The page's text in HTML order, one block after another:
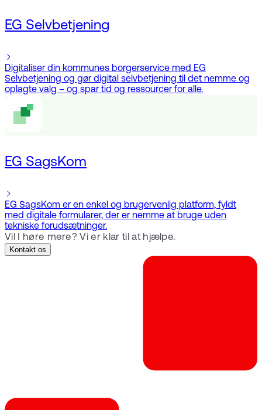
EG Selvbetjening
Digitaliser din kommunes borgerservice med EG
Selvbetjening og gør digital selvbetjening til det nemme og
oplagte valg – og spar tid og ressourcer for alle.
EG SagsKom
EG SagsKom er en enkel og brugervenlig platform, fyldt
med digitale formularer, der er nemme at bruge uden
tekniske forudsætninger.
Vil I høre mere? Vi er klar til at hjælpe.
Kontakt os